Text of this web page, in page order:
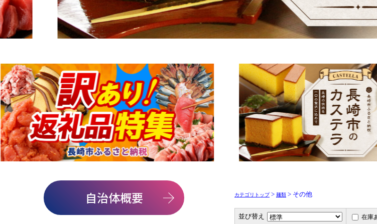
カテゴリトップ> 麺類 > その他
並び替え 在庫